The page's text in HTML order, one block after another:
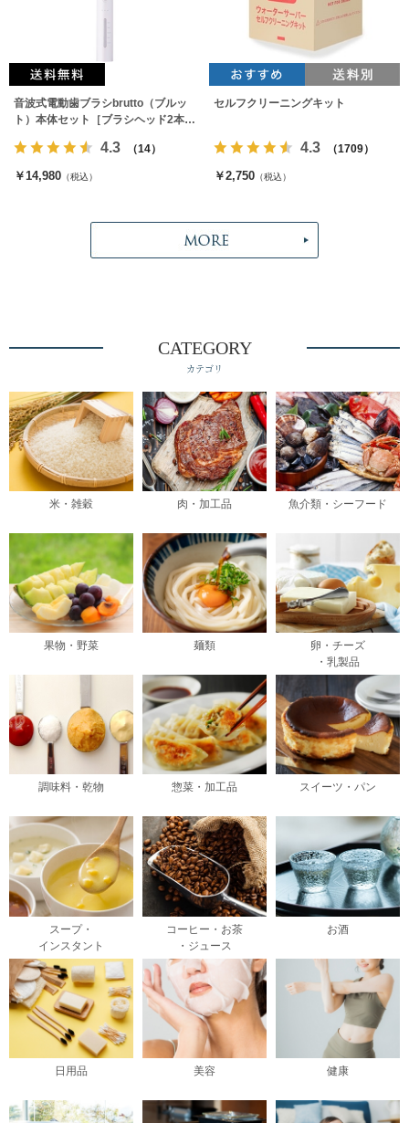
音波式電動歯ブラシbrutto（ブルッ
ト）本体セット［ブラシヘッド2本付
4.3 （14）
￥14,980 （税込）
セルフクリーニングキット
4.3 （1709）
￥2,750 （税込）
CATEGORY
カテゴリ
米・雑穀 肉・加工品 魚介類・シーフード
果物・野菜 麺類
卵・チーズ
・乳製品
調味料・乾物 惣菜・加工品 スイーツ・パン
スープ・
インスタント
コーヒー・お茶
・ジュース
お酒
日用品 美容 健康